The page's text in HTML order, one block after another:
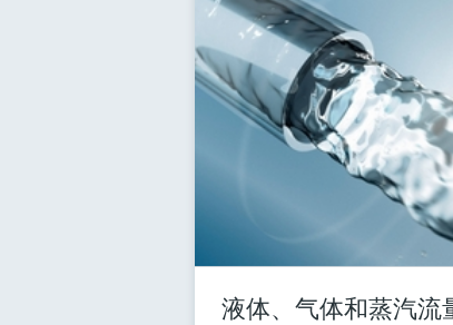
液体、气体和蒸汽流